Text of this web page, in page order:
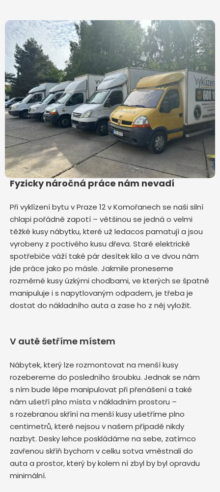
Fyzicky náročná práce nám nevadí
Při vyklízení bytu v Praze 12 v Komořanech se naši silní
chlapi pořádně zapotí – většinou se jedná o velmi
těžké kusy nábytku, které už ledacos pamatují a jsou
vyrobeny z poctivého kusu dřeva. Staré elektrické
spotřebiče váží také pár desítek kilo a ve dvou nám
jde práce jako po másle. Jakmile proneseme
rozměrné kusy úzkými chodbami, ve kterých se špatně
manipuluje i s napytlovaným odpadem, je třeba je
dostat do nákladního auta a zase ho z něj vyložit.
V autě šetříme místem
Nábytek, který lze rozmontovat na menší kusy
rozebereme do posledního šroubku. Jednak se nám
s ním bude lépe manipulovat při přenášení a také
nám ušetří plno místa v nákladním prostoru –
s rozebranou skříní na menší kusy ušetříme plno
centimetrů, které nejsou v našem případě nikdy
nazbyt. Desky lehce poskládáme na sebe, zatímco
zavřenou skříň bychom v celku sotva vměstnali do
auta a prostor, který by kolem ní zbyl by byl opravdu
minimální.